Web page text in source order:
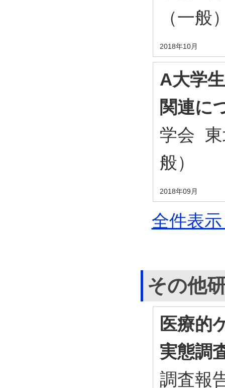
（一般
2018年10月
A大学
関連に
学会 東
般）
2018年09月
全件表
その他
医療的
実態調
調査報